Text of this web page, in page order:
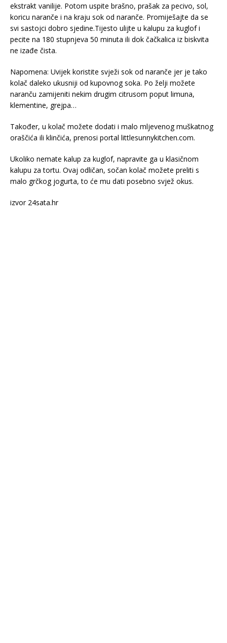
ekstrakt vanilije. Potom uspite brašno, prašak za pecivo, sol,
koricu naranče i na kraju sok od naranče. Promiješajte da se
svi sastojci dobro sjedine.Tijesto ulijte u kalupu za kuglof i
pecite na 180 stupnjeva 50 minuta ili dok čačkalica iz biskvita
ne izađe čista.
Napomena: Uvijek koristite svježi sok od naranče jer je tako
kolač daleko ukusniji od kupovnog soka. Po želji možete
naranču zamijeniti nekim drugim citrusom poput limuna,
klementine, grejpa…
Također, u kolač možete dodati i malo mljevenog muškatnog
oraščića ili klinčića, prenosi portal littlesunnykitchen.com.
Ukoliko nemate kalup za kuglof, napravite ga u klasičnom
kalupu za tortu. Ovaj odličan, sočan kolač možete preliti s
malo grčkog jogurta, to će mu dati posebno svjež okus.
izvor 24sata.hr